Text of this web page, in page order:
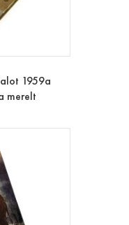
1959a
merelt